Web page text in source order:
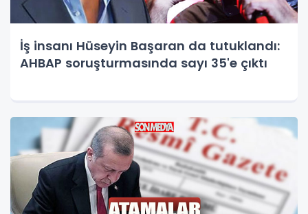
İş insanı Hüseyin Başaran da tutuklandı:
AHBAP soruşturmasında sayı 35'e çıktı